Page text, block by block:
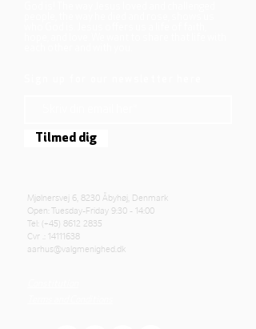
Tilmed dig
Mjølnersvej 6, 8230 Åbyhøj, Denmark
Open: Tuesday-Friday 9:30 - 14:00
Tel: (+45) 8612 2835
Cvr .: 14111638
aarhus@valgmenighed.dk